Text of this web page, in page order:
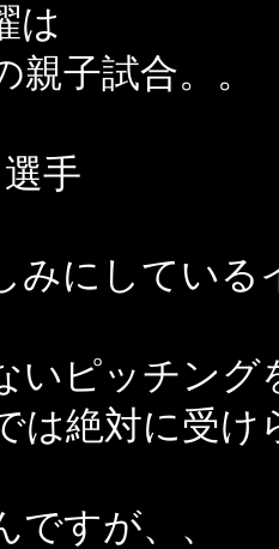
は
親子試合。。
手
みにしている
いピッチング
は絶対に受
ですが、、